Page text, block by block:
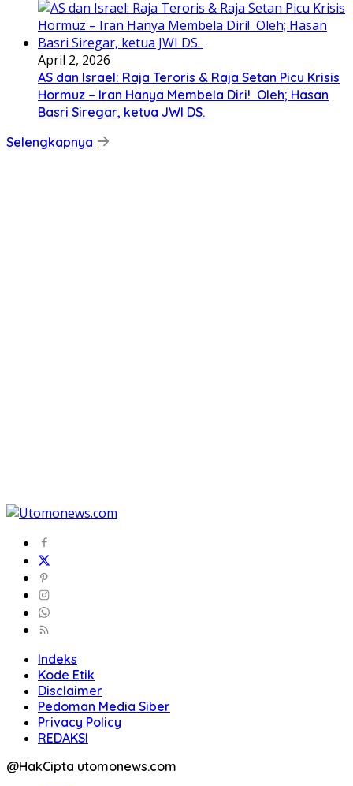
April 2, 2026
AS dan Israel: Raja Teroris & Raja Setan Picu Krisis
Hormuz – Iran Hanya Membela Diri! Oleh; Hasan
Basri Siregar, ketua JWI DS.
Selengkapnya
Indeks
Kode Etik
Disclaimer
Pedoman Media Siber
Privacy Policy
REDAKSI
@HakCipta utomonews.com